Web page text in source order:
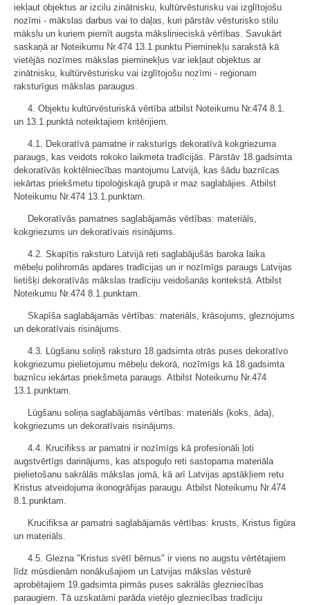
iekļaut objektus ar izcilu zinātnisku, kultūrvēsturisku vai izglītojošu
nozīmi - mākslas darbus vai to daļas, kuri pārstāv vēsturisko stilu
mākslu un kuriem piemīt augsta mākslinieciskā vērtības. Savukārt
saskaņā ar Noteikumu Nr.474 13.1.punktu Pieminekļu sarakstā kā
vietējās nozīmes mākslas pieminekļus var iekļaut objektus ar
zinātnisku, kultūrvēsturisku vai izglītojošu nozīmi - reģionam
raksturīgus mākslas paraugus.
4. Objektu kultūrvēsturiskā vērtība atbilst Noteikumu Nr.474 8.1.
un 13.1.punktā noteiktajiem kritērijiem.
4.1. Dekoratīvā pamatne ir raksturīgs dekoratīvā kokgriezuma
paraugs, kas veidots rokoko laikmeta tradīcijās. Pārstāv 18.gadsimta
dekoratīvās koktēlniecības mantojumu Latvijā, kas šādu baznīcas
iekārtas priekšmetu tipoloģiskajā grupā ir maz saglabājies. Atbilst
Noteikumu Nr.474 13.1.punktam.
Dekoratīvās pamatnes saglabājamās vērtības: materiāls,
kokgriezums un dekoratīvais risinājums.
4.2. Skapītis raksturo Latvijā reti saglabājušās baroka laika
mēbeļu polihromās apdares tradīcijas un ir nozīmīgs paraugs Latvijas
lietišķi dekoratīvās mākslas tradīciju veidošanās kontekstā. Atbilst
Noteikumu Nr.474 8.1.punktam.
Skapīša saglabājamās vērtības: materiāls, krāsojums, gleznojums
un dekoratīvais risinājums.
4.3. Lūgšanu soliņš raksturo 18.gadsimta otrās puses dekoratīvo
kokgriezumu pielietojumu mēbeļu dekorā, nozīmīgs kā 18.gadsimta
baznīcu iekārtas priekšmeta paraugs. Atbilst Noteikumu Nr.474
13.1.punktam.
Lūgšanu soliņa saglabājamās vērtības: materiāls (koks, āda),
kokgriezums un dekoratīvais risinājums.
4.4. Krucifikss ar pamatni ir nozīmīgs kā profesionāli ļoti
augstvērtīgs darinājums, kas atspoguļo reti sastopama materiāla
pielietošanu sakrālās mākslas jomā, kā arī Latvijas apstākļiem retu
Kristus atveidojuma ikonogrāfijas paraugu. Atbilst Noteikumu Nr.474
8.1.punktam.
Krucifiksa ar pamatni saglabājamās vērtības: krusts, Kristus figūra
un materiāls.
4.5. Glezna "Kristus svētī bērnus" ir viens no augstu vērtētajiem
līdz mūsdienām nonākušajiem un Latvijas mākslas vēsturē
aprobētajiem 19.gadsimta pirmās puses sakrālās glezniecības
paraugiem. Tā uzskatāmi parāda vietējo glezniecības tradīciju